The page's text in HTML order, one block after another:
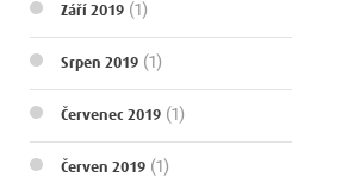
Září 2019 (1)
Srpen 2019 (1)
Červenec 2019 (1)
Červen 2019 (1)